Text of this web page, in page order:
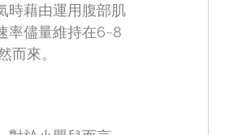
時藉由運用腹部肌
率儘量維持在6~8
而來。